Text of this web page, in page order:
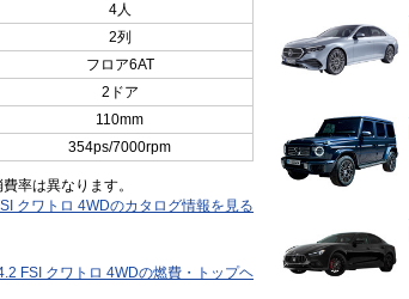
4人
2列
フロア6AT
2ドア
110mm
354ps/7000rpm
率は異なります。
クワトロ 4WDのカタログ情報を見る
FSI クワトロ 4WDの燃費・トップヘ